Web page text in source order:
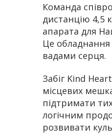
Команда
дистанцію 4,5
апарата для
Це обладнання
вадами серця.
Забіг Kind
місцевих
підтримати
логічним
розвивати